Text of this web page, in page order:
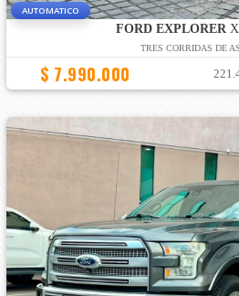
AUTOMATICO
FORD EXPLORER
TRES CORRIDAS DE
$ 7.990.000